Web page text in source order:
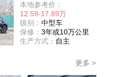
本地参考价：
12.59-17.89万
级别： 中型车
保修： 3年或10万公里
生产方式： 自主
更多 >